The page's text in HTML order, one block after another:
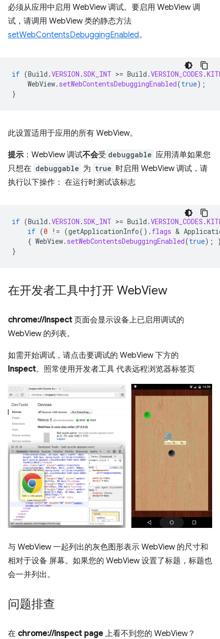
必须从应用中启用 WebView 调试。要启用 WebView 调
试，请调用 WebView 类的静态方法
setWebContentsDebuggingEnabled。
if (Build .VERSION .SDK_INT >= Build .VERSION_CODES .
WebView. setWebContentsDebuggingEnabled(true);
}
此设置适用于应用的所有 WebView。
提示 ：WebView 调试不会受 debuggable 应用清单如果您
只想在 debuggable 为 true 时启用 WebView 调试，请
执行以下操作： 在运行时测试该标志
if (Build .VERSION .SDK_INT >= Build .VERSION_CODES .
if (0 != (getApplicationInfo(). flags &
{ WebView. setWebContentsDebuggingEnabled(true);
}
在开发者工具中打开 WebView
chrome://inspect 页面会显示设备上已启用调试的
WebView 的列表。
如需开始调试，请点击要调试的 WebView 下方的
Inspect。照常使用开发者工具 代表远程浏览器标签页
与 WebView 一起列出的灰色图形表示 WebView 的尺寸和
相对于设备 屏幕。如果您的 WebView 设置了标题，标题也
会一并列出。
问题排查
在 chrome://inspect page 上看不到您的 WebView？